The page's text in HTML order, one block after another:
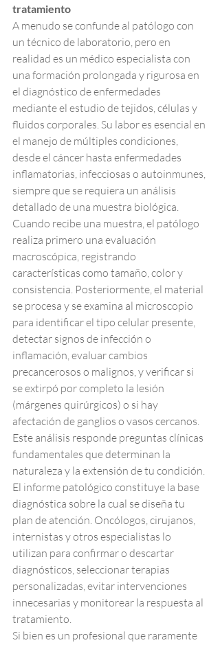
tratamiento
A menudo se confunde al patólogo con
un técnico de laboratorio, pero en
realidad es un médico especialista con
una formación prolongada y rigurosa en
el diagnóstico de enfermedades
mediante el estudio de tejidos, células y
fluidos corporales. Su labor es esencial en
el manejo de múltiples condiciones,
desde el cáncer hasta enfermedades
inflamatorias, infecciosas o autoinmunes,
siempre que se requiera un análisis
detallado de una muestra biológica.
Cuando recibe una muestra, el patólogo
realiza primero una evaluación
macroscópica, registrando
características como tamaño, color y
consistencia. Posteriormente, el material
se procesa y se examina al microscopio
para identificar el tipo celular presente,
detectar signos de infección o
inflamación, evaluar cambios
precancerosos o malignos, y verificar si
se extirpó por completo la lesión
(márgenes quirúrgicos) o si hay
afectación de ganglios o vasos cercanos.
Este análisis responde preguntas clínicas
fundamentales que determinan la
naturaleza y la extensión de tu condición.
El informe patológico constituye la base
diagnóstica sobre la cual se diseña tu
plan de atención. Oncólogos, cirujanos,
internistas y otros especialistas lo
utilizan para confirmar o descartar
diagnósticos, seleccionar terapias
personalizadas, evitar intervenciones
innecesarias y monitorear la respuesta al
tratamiento.
Si bien es un profesional que raramente